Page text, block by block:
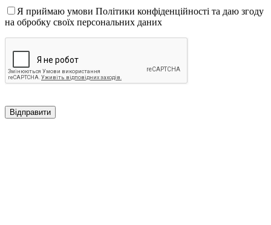
Я приймаю умови Політики конфіденційності та даю згоду
на обробку своїх персональних даних